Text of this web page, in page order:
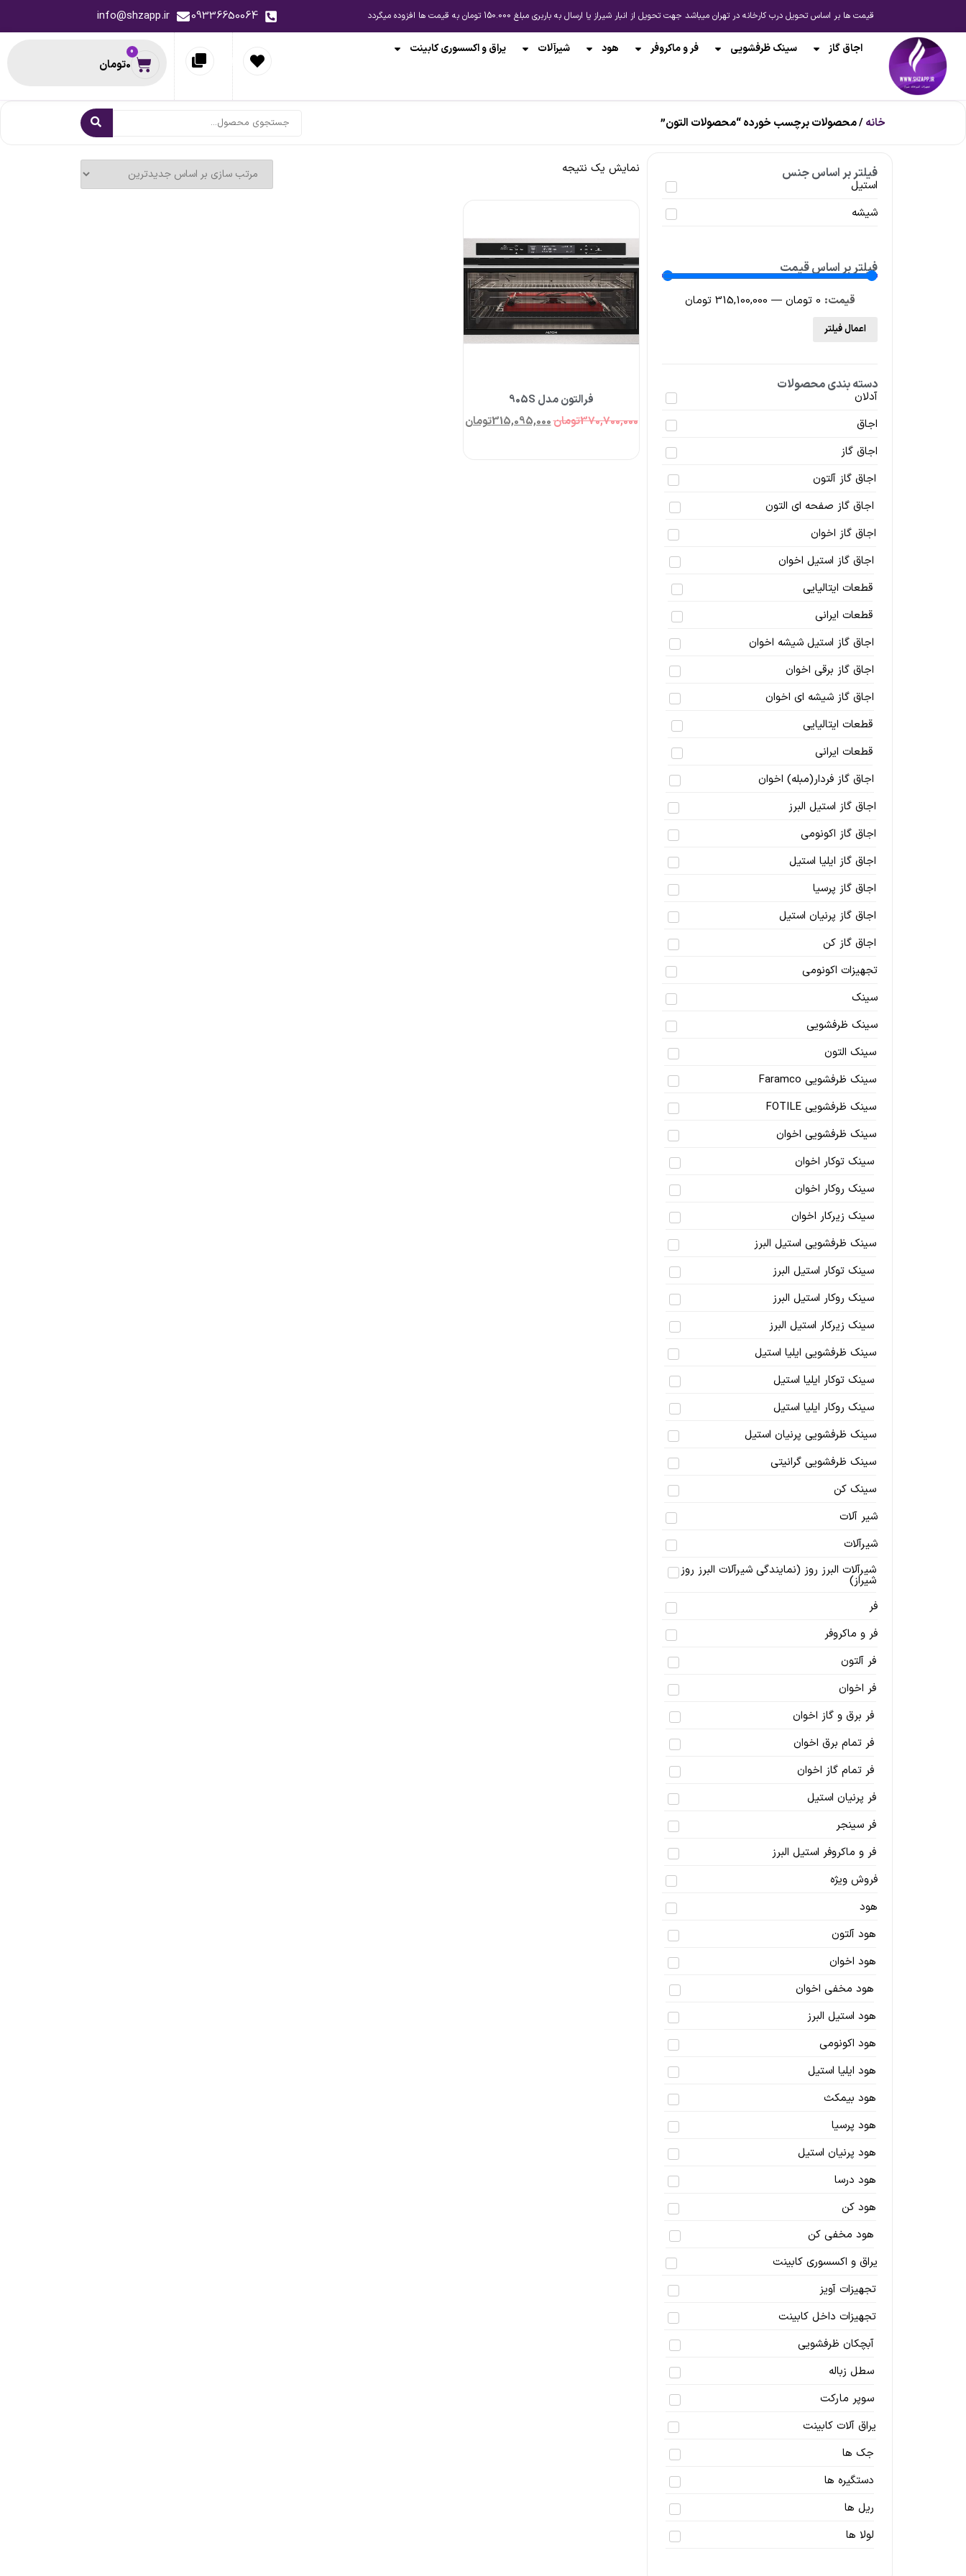
قیمت ها بر اساس تحویل درب کارخانه در تهران میباشد جهت تحویل از انبار شیراز یا ارسال به باربری مبلغ 150.000 تومان به قیمت ها افزوده میگردد 09336650064
info@shzapp.ir
اجاق گاز سینک ظرفشویی فر و ماکروفر هود شیرآلات یراق و اکسسوری کابینت
0تومان
0
خانه/ محصولات برچسب خورده “محصولات التون”
فیلتر بر اساس جنس
استیل
شیشه
فیلتر بر اساس قیمت
0 تومان —
315,100,000 تومان
اعمال فیلتر
دسته بندی محصولات
آدلان
اجاق
اجاق گاز
اجاق گاز آلتون
اجاق گاز صفحه ای التون
اجاق گاز اخوان
اجاق گاز استیل اخوان
قطعات ایتالیایی
قطعات ایرانی
اجاق گاز استیل شیشه اخوان
اجاق گاز برقی اخوان
اجاق گاز شیشه ای اخوان
قطعات ایتالیایی
قطعات ایرانی
اجاق گاز فردار(مبله) اخوان
اجاق گاز استیل البرز
اجاق گاز اکونومی
اجاق گاز ایلیا استیل
اجاق گاز پرسیا
اجاق گاز پرنیان استیل
اجاق گاز کن
تجهیزات اکونومی
سینک
سینک ظرفشویی
سینک التون
سینک ظرفشویی Faramco
سینک ظرفشویی FOTILE
سینک ظرفشویی اخوان
سینک توکار اخوان
سینک روکار اخوان
سینک زیرکار اخوان
سینک ظرفشویی استیل البرز
سینک توکار استیل البرز
سینک روکار استیل البرز
سینک زیرکار استیل البرز
سینک ظرفشویی ایلیا استیل
سینک توکار ایلیا استیل
سینک روکار ایلیا استیل
سینک ظرفشویی پرنیان استیل
سینک ظرفشویی گرانیتی
سینک کن
شیر آلات
شیرآلات
شیرآلات البرز روز (نمایندگی شیرآلات البرز روز
شیراز)
فر
فر و ماکروفر
فر آلتون
فر اخوان
فر برق و گاز اخوان
فر تمام برق اخوان
فر تمام گاز اخوان
فر پرنیان استیل
فر سینجر
فر و ماکروفر استیل البرز
فروش ویژه
هود
هود آلتون
هود اخوان
هود مخفی اخوان
هود استیل البرز
هود اکونومی
هود ایلیا استیل
هود بیمکث
هود پرسیا
هود پرنیان استیل
هود درسا
هود کن
هود مخفی کن
یراق و اکسسوری کابینت
تجهیزات آویز
تجهیزات داخل کابینت
آبچکان ظرفشویی
سطل زباله
سوپر مارکت
یراق آلات کابینت
جک ها
دستگیره ها
ریل ها
لولا ها
نمایش یک نتیجه
فرالتون مدل 905S
370,700,000تومان315,095,000تومان